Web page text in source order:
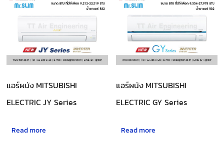
แอร์ผนัง MITSUBISHI
ELECTRIC JY Series
Read more
แอร์ผนัง MITSUBISHI
ELECTRIC GY Series
Read more